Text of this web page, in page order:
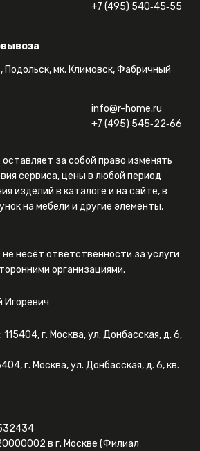
+7 (495) 540‑45‑55
Подольск, мк. Климовск, Фабричный
info@r-home.ru
+7 (495) 545‑22‑66
за собой право изменять
сервиса, цены в любой период
изделий в каталоге и на сайте, в
на мебели и другие элементы,
несёт ответственности за услуги
организациями.
Игоревич
г. Москва, ул. Донбасская, д. 6,
г. Москва, ул. Донбасская, д. 6, кв.
в г. Москве (Филиал